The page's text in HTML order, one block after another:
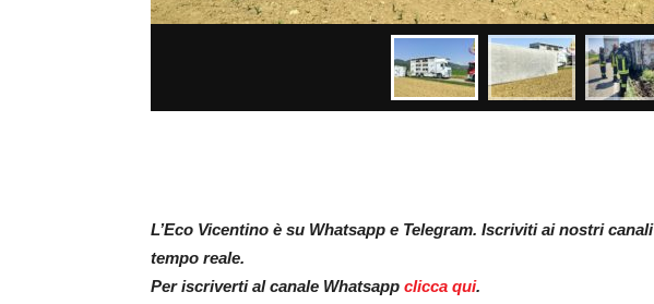
L’Eco Vicentino è su Whatsapp e Telegram. Iscriviti ai nostri
tempo reale.
Per iscriverti al canale Whatsapp clicca qui.